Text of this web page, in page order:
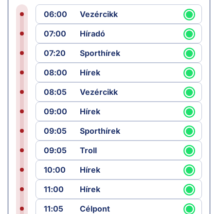
06:00
Vezércikk
07:00
Híradó
07:20
Sporthírek
08:00
Hírek
08:05
Vezércikk
09:00
Hírek
09:05
Sporthírek
09:05
Troll
10:00
Hírek
11:00
Hírek
11:05
Célpont